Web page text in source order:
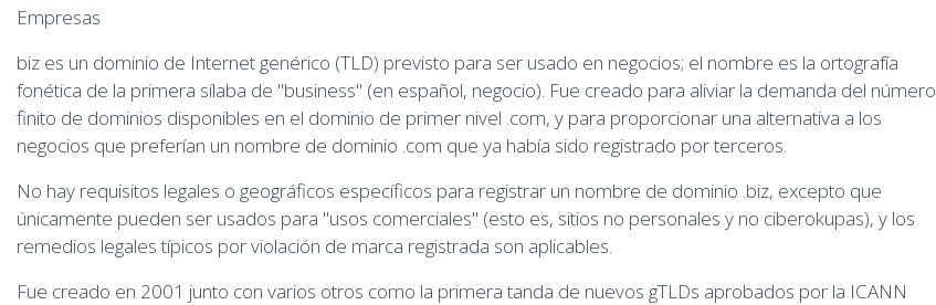
Empresas
biz es un dominio de Internet genérico (TLD) previsto para ser usado en negocios; el nombre es la ortografía
fonética de la primera sílaba de "business" (en español, negocio). Fue creado para aliviar la demanda del número
finito de dominios disponibles en el dominio de primer nivel .com, y para proporcionar una alternativa a los
negocios que preferían un nombre de dominio .com que ya había sido registrado por terceros.
No hay requisitos legales o geográficos específicos para registrar un nombre de dominio .biz, excepto que
únicamente pueden ser usados para "usos comerciales" (esto es, sitios no personales y no ciberokupas), y los
remedios legales típicos por violación de marca registrada son aplicables.
Fue creado en 2001 junto con varios otros como la primera tanda de nuevos gTLDs aprobados por la ICANN